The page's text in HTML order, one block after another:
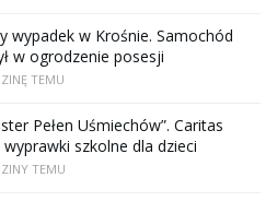
wypadek w Krośnie. Samochód
w ogrodzenie posesji
TEMU
Pełen Uśmiechów”. Caritas
wyprawki szkolne dla dzieci
TEMU